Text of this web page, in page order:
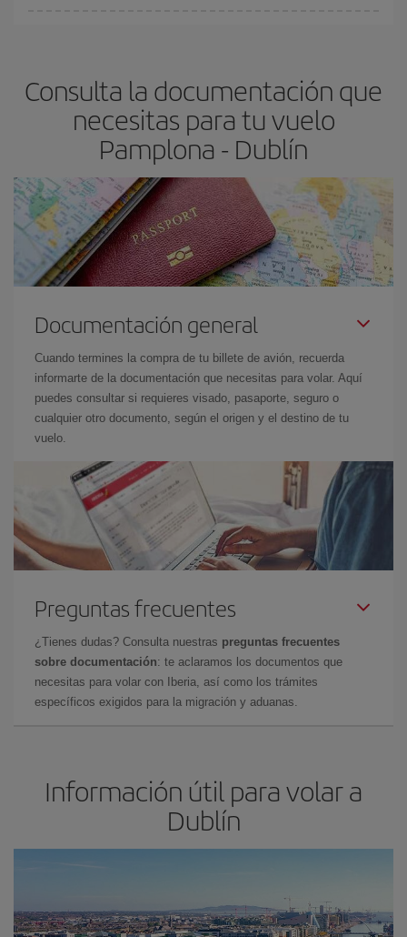
Consulta la documentación que
necesitas para tu vuelo
Pamplona - Dublín
Documentación general
Cuando termines la compra de tu billete de avión, recuerda
informarte de la documentación que necesitas para volar. Aquí
puedes consultar si requieres visado, pasaporte, seguro o
cualquier otro documento, según el origen y el destino de tu
vuelo.
Preguntas frecuentes
¿Tienes dudas? Consulta nuestras preguntas frecuentes
sobre documentación: te aclaramos los documentos que
necesitas para volar con Iberia, así como los trámites
específicos exigidos para la migración y aduanas.
Información útil para volar a
Dublín